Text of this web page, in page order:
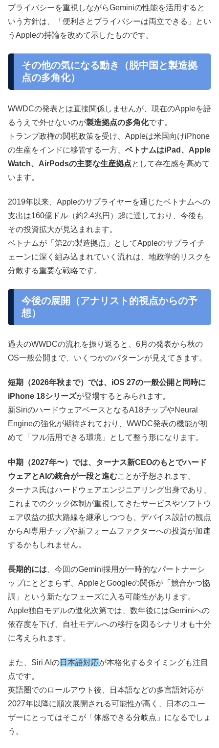
プライバシーを重視しながらGeminiの性能を活用すると
いう方針は、「便利さとプライバシーは両立できる」とい
うAppleの持論を改めて示したものです。
その他の気になる動き（脱中国と製造拠
点の多角化）
WWDCの発表とは直接関係しませんが、現在のAppleを語
るうえで外せないのが製造拠点の多角化です。
トランプ政権の関税政策を受け、Appleは米国向けiPhone
の生産をインドに移管する一方、 ベトナムはiPad、Apple
Watch、AirPodsの主要な生産拠点として存在感を高めて
います。
2019年以来、Appleのサプライヤーを通じたベトナムへの
支出は160億ドル（約2.4兆円）超に達しており、今後も
その投資拡大が見込まれます。
ベトナムが「第2の製造拠点」としてAppleのサプライチ
ェーンに深く組み込まれていく流れは、地政学的リスクを
分散する重要な戦略です。
今後の展開（アナリスト的視点からの予
想）
過去のWWDCの流れを振り返ると、6月の発表から秋の
OS一般公開まで、いくつかのパターンが見えてきます。
短期（2026年秋まで）では、iOS 27の一般公開と同時に
iPhone 18シリーズが登場するとみられます。
新SiriのハードウェアベースとなるA18チップやNeural
Engineの強化が期待されており、WWDC発表の機能が初
めて「フル活用できる環境」として整う形になります。
中期（2027年〜）では、ターナス新CEOのもとでハード
ウェアとAIの統合が一段と進むことが予想されます。
ターナス氏はハードウェアエンジニアリング出身であり、
これまでのクック体制が重視してきたサービスやソフトウ
ェア収益の拡大路線を継承しつつも、デバイス設計の観点
からAI専用チップや新フォームファクターへの投資が加速
するかもしれません。
長期的には 、今回のGemini採用が一時的なパートナーシ
ップにとどまらず、AppleとGoogleの関係が「競合かつ協
調」という新たなフェーズに入る可能性があります。
Apple独自モデルの進化次第では、数年後にはGeminiへの
依存度を下げ、自社モデルへの移行を図るシナリオも十分
に考えられます。
また、Siri AIの日本語対応が本格化するタイミングも注目
点です。
英語圏でのロールアウト後、日本語などの多言語対応が
2027年以降に順次展開される可能性が高く、日本のユー
ザーにとってはそこが「体感できる分岐点」になるでしょ
う。